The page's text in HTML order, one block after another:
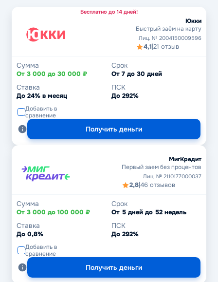
Бесплатно до 14 дней!
Юкки
Быстрый заём на карту
Лиц. № 2004150009596
4,1|21 отзыв
Сумма
От 3 000 до 30 000 ₽
Срок
От 7 до 30 дней
Ставка
До 24% в месяц
ПСК
До 292%
Добавить в
сравнение
Получить деньги
МигКредит
Первый заем без процентов
Лиц. № 2110177000037
2,8|46 отзывов
Сумма
От 3 000 до 100 000 ₽
Срок
От 5 дней до 52 недель
Ставка
До 0,8%
ПСК
До 292%
Добавить в
сравнение
Получить деньги